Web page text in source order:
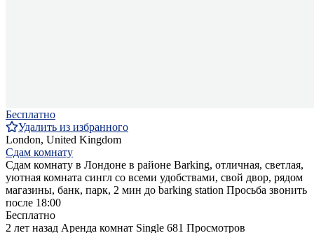
Бесплатно
Удалить из избранного
London, United Kingdom
Сдам комнату
Сдам комнату в Лондоне в районе Barking, отличная, светлая,
уютная комната сингл со всеми удобствами, свой двор, рядом
магазины, банк, парк, 2 мин до barking station Просьба звонить
после 18:00
Бесплатно
2 лет назад Аренда комнат Single 681 Просмотров